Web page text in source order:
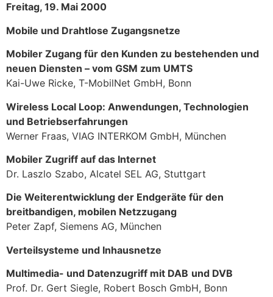
Freitag, 19. Mai 2000
Mobile und Drahtlose Zugangsnetze
Mobiler Zugang für den Kunden zu bestehenden und
neuen Diensten – vom GSM zum UMTS
Kai-Uwe Ricke, T-MobilNet GmbH, Bonn
Wireless Local Loop: Anwendungen, Technologien
und Betriebserfahrungen
Werner Fraas, VIAG INTERKOM GmbH, München
Mobiler Zugriff auf das Internet
Dr. Laszlo Szabo, Alcatel SEL AG, Stuttgart
Die Weiterentwicklung der Endgeräte für den
breitbandigen, mobilen Netzzugang
Peter Zapf, Siemens AG, München
Verteilsysteme und Inhausnetze
Multimedia- und Datenzugriff mit DAB und DVB
Prof. Dr. Gert Siegle, Robert Bosch GmbH, Bonn